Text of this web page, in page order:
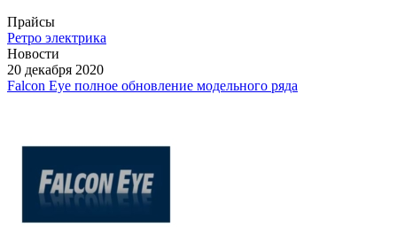
Прайсы
Ретро электрика
Новости
20 декабря 2020
Falcon Eye полное обновление модельного ряда